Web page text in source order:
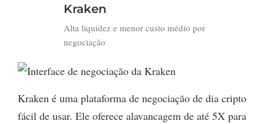
Kraken
Alta liquidez e menor custo médio por
negociação
Kraken é uma plataforma de negociação de dia cripto
fácil de usar. Ele oferece alavancagem de até 5X para